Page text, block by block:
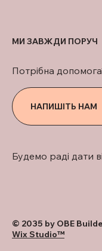
Будемо раді дати
НАПИШІТЬ НАМ
Потрібна
МИ ЗАВЖДИ ПОРУЧ
© 2035 by OBE
Wix Studio™